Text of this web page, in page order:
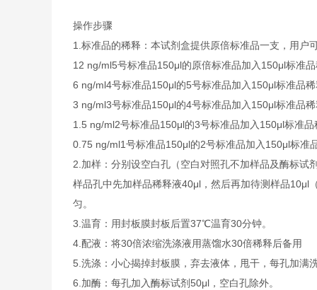
操作步骤
1. 标准品的稀释：本试剂盒提供原倍标准品一支，用户
12 ng/ml5号标准品150μl的原倍标准品加入150μl标准
6 ng/ml4号标准品150μl的5号标准品加入150μl标准品
3 ng/ml3号标准品150μl的4号标准品加入150μl标准品
1.5 ng/ml2号标准品150μl的3号标准品加入150μl标准品
0.75 ng/ml1号标准品150μl的2号标准品加入150μl标准
2. 加样：分别设空白孔（空白对照孔不加样品及酶标试
样品孔中先加样品稀释液40μl，然后再加待测样品10μl
匀。
3. 温育：用封板膜封板后置37℃温育30分钟。
4. 配液：将30倍浓缩洗涤液用蒸馏水30倍稀释后备用
5. 洗涤：小心揭掉封板膜，弃去液体，甩干，每孔加满
6. 加酶：每孔加入酶标试剂50μl，空白孔除外。